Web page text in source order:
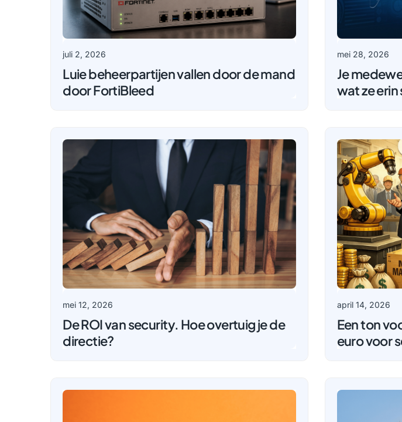
juli 2, 2026
Luie beheerpartijen vallen door de mand
door FortiBleed
mei 28, 2026
Je
wat ze
mei 12, 2026
De ROI van security. Hoe overtuig je de
directie?
april 14, 2026
Een ton
euro voor